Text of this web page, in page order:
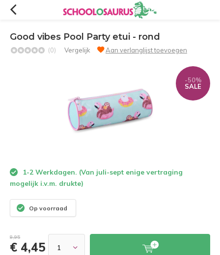
Good vibes Pool Party etui - rond
(0) Vergelijk Aan verlanglijst toevoegen
-50%
SALE
1-2 Werkdagen. (Van juli-sept enige vertraging
mogelijk i.v.m. drukte)
Op voorraad
8,95
€ 4,45